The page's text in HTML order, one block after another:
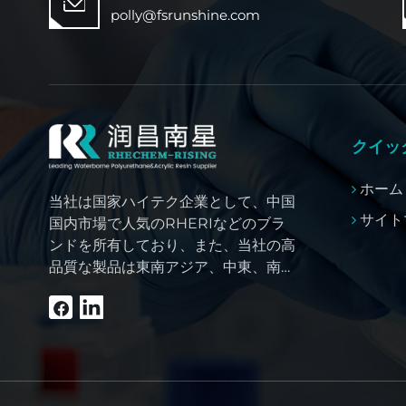
polly@fsrunshine.com
当社は国家ハイテク企業として、中国
国内市場で人気のRHERIなどのブラ
ンドを所有しており、また、当社の高
品質な製品は東南アジア、中東、南
様の信頼も獲得しています。
クイッ
ホーム
サイ